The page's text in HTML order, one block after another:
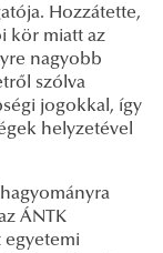
Hozzátette,
kör miatt az
nagyobb
szólva
jogokkal, így
helyzetével
ÁNTK
egyetemi